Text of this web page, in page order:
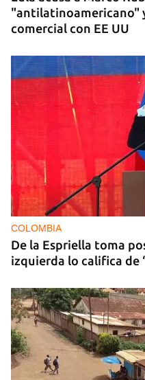
"antilatinoamericano"
comercial con EE UU
COLOMBIA
De la Espriella toma
izquierda lo califica de